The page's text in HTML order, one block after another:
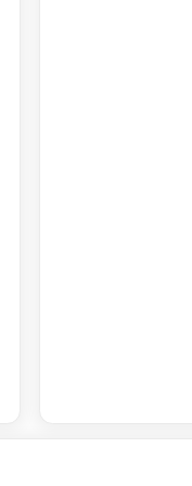
, 전장, 스피커, 오디오,